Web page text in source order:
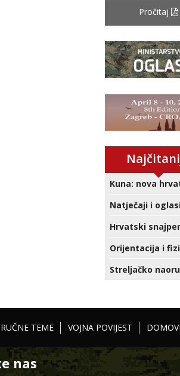
Pročitaj
Kuna: nova
Natječaji i
Hrvatski
Orijentacija i
Streljačko
TEME VOJNA POVIJEST
nas